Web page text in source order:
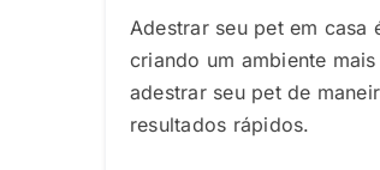
Adestrar seu pet em casa
criando um ambiente
adestrar seu pet de
resultados rápidos.